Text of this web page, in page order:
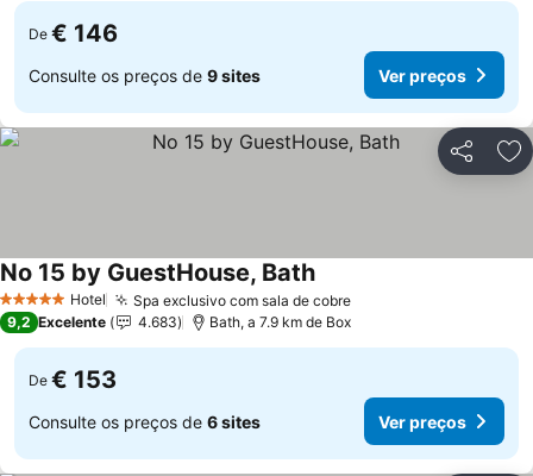
De € 146
Consulte os preços de 9 sites Ver preços
Partilhar
5 Estrelas Hotel Spa exclusivo com sala de cobre
No 15 by GuestHouse, Bath
9,2 Excelente 4.683 Bath, a 7.9 km de Box
De € 153
Consulte os preços de 6 sites Ver preços